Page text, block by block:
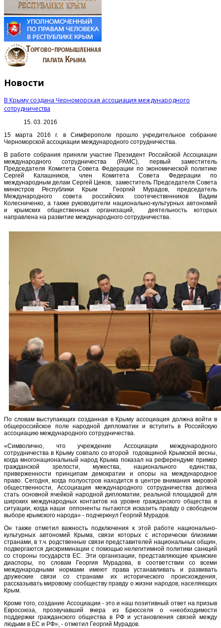
Новости
В Крыму создана Черноморская ассоциация международного
сотрудничества
15. 03. 2016
15 марта 2016 г. в Симферополе прошло учредительное собрание
Черноморской ассоциации международного сотрудничества.
В работе собрания приняли участие Президент Российской Ассоциации
международного сотрудничества (РАМС), первый заместитель
Председателя Комитета Совета Федерации по экономической политике
Сергей Калашников, член Комитета Совета Федерации по
международным делам Сергей Цеков, заместитель Председателя Совета
министров Республики Крым Георгий Мурадов, председатель
Международного совета российских соотечественников Вадим
Колесниченко, а также руководители национально-культурных автономий
и крымских общественных организаций, деятельность которых
направлена на развитие международного сотрудничества.
По словам выступающих созданная в Крыму ассоциация должна войти в
общероссийское поле народной дипломатии и вступить в Российскую
ассоциацию международного сотрудничества.
«Символично, что учреждение Ассоциации международного
сотрудничества в Крыму совпало со второй годовщиной Крымской весны,
когда многонациональный народ Крыма показал на референдуме пример
гражданской зрелости, мужества, национального единства,
приверженности принципам демократии и опоры на международное
право. Сегодня, когда полуостров находится в центре внимания мировой
общественности, Ассоциация международного сотрудничества должна
стать основной ячейкой народной дипломатии, реальной площадкой для
широких международных контактов на уровне гражданского общества в
ситуации, когда наши оппоненты пытаются исказить правду о свободном
выборе крымского народа» - подчеркнул Георгий Мурадов.
Он также отметил важность подключения к этой работе национально-
культурных автономий Крыма, связи которых с исторически близкими
странами, в т.ч. родственные связи представителей национальных общин,
подвергаются дискриминации с помощью нелегитимной политики санкций
со стороны государств ЕС. Эти организации, представляющие крымские
диаспоры, по словам Георгия Мурадова, в соответствии со всеми
международными нормами имеют права устанавливать и развивать
дружеские связи со странами их исторического происхождения,
рассказывать мировому сообществу правду о жизни народов, населяющих
Крым.
Кроме того, создание Ассоциации - это и наш позитивный ответ на призыв
Евросоюза, прозвучавший вчера из Брюсселя о «необходимости
поддержки гражданского общества в РФ и установления связей между
людьми в ЕС и РФ», - отметил Георгий Мурадов.